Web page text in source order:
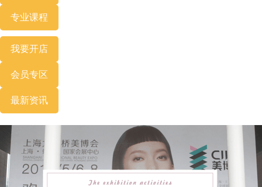
专业课程
我要开店
会员专区
最新资讯